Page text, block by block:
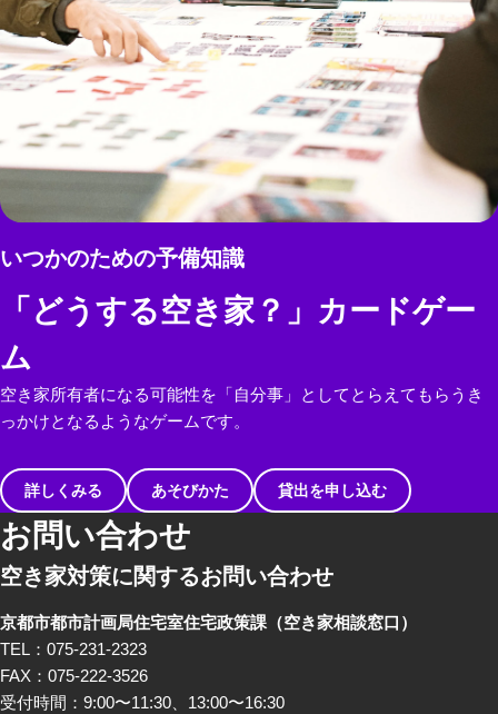
いつかのための予備知識
「どうする空き家？」カードゲー
ム
空き家所有者になる可能性を「自分事」としてとらえてもらうき
っかけとなるようなゲームです。
詳しくみる あそびかた 貸出を申し込む
お問い合わせ
空き家対策に関するお問い合わせ
京都市都市計画局住宅室住宅政策課 （空き家相談窓口）
TEL：075-231-2323
FAX：075-222-3526
受付時間：9:00〜11:30、13:00〜16:30